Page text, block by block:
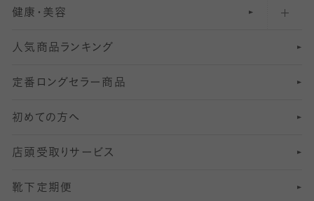
オーバーニー・ニーハイソックス
111〜210デニールタイツ
211デニールタイツ以上（防寒・厚手タイツ）
5 分丈
6 分丈レギンス
7 分丈 レギンス
8分丈 レギンス
10分丈 レギンス
12分丈レギンス
美脚ストッキング
オールスルーストッキング
フレッシャーズ向けソックス・靴下
冠婚葬祭向けソックス・靴下
スーツカジュアルソックス・靴下
ロングホーズ
ランニングソックス・靴下
ゴルフソックス・靴下
サッカー・フットサル用ソックス
ヨガソックス・靴下
スポーツ用レッグウォーマー
SS サイズ（21～23cm）
健康・美容
インナーソックス
加圧・着圧ソックス
冷えとり靴下
着圧・加圧タイツ
むくみ対策
人気商品ランキング
定番ロングセラー商品
初めての方へ
店頭受取りサービス
靴下定期便